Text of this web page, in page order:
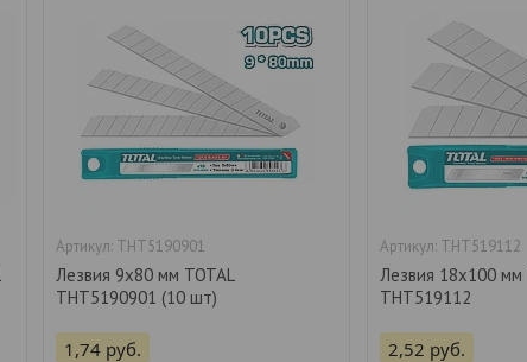
THT5190901
Лезвия 9x80 мм TOTAL
THT5190901 (10 шт)
1,74 руб.
THT519112
Лезвия 18x100 мм
THT519112
2,52 руб.